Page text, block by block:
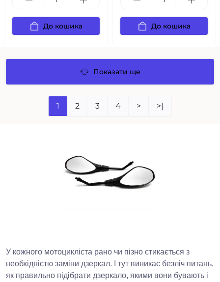
До кошика До кошика
Показати ще
1 2 3 4 > >|
У кожного мотоцикліста рано чи пізно стикається з
необхідністю заміни дзеркал. І тут виникає безліч питань,
як правильно підібрати дзеркало, якими вони бувають і